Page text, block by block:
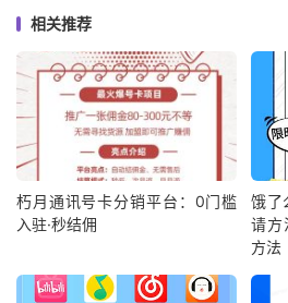
相关推荐
朽月通讯号卡分销平台：0门槛
入驻·秒结佣
饿了
请方
方法